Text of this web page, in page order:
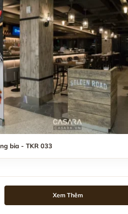
bia - TKR 033
Xem Thêm